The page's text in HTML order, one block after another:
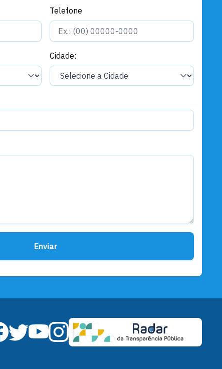
Telefone
Cidade:
Enviar